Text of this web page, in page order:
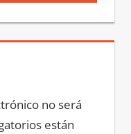
no será
están